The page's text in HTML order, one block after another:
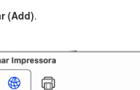
(Add).